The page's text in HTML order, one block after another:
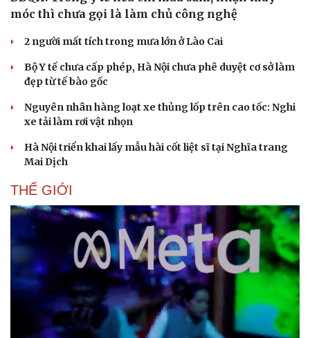
móc thì chưa gọi là làm chủ công nghệ
2 người mất tích trong mưa lớn ở Lào Cai
Bộ Y tế chưa cấp phép, Hà Nội chưa phê duyệt cơ sở làm
đẹp từ tế bào gốc
Nguyên nhân hàng loạt xe thủng lốp trên cao tốc: Nghi
xe tải làm rơi vật nhọn
Hà Nội triển khai lấy mẫu hài cốt liệt sĩ tại Nghĩa trang
Mai Dịch
THẾ GIỚI